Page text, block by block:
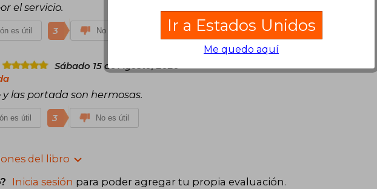
el servicio.
es útil 3 No es útil
Sábado 15 de Agosto, 2020
y las portada son hermosas.
es útil 3 No es útil
del libro
Inicia sesión para poder agregar tu propia evaluación.
Ir a Estados Unidos
Me quedo aquí